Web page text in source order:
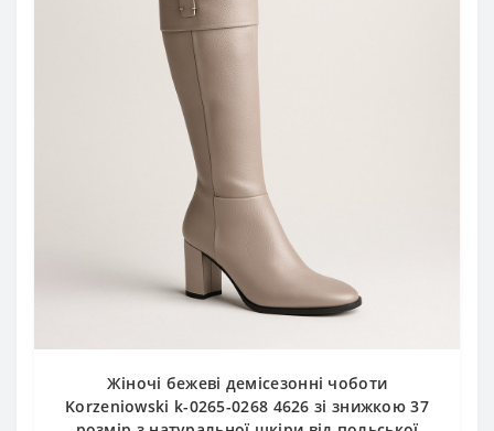
Жіночі бежеві демісезонні чоботи
Korzeniowski k-0265-0268 4626 зі знижкою 37